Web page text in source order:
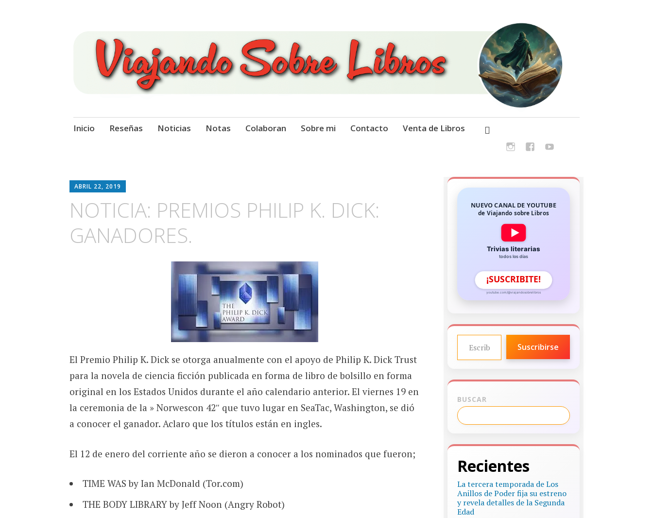
Viajando Sobre Libros
Ir
Inicio Reseñas Noticias Notas Colaboran Sobre mi Contacto Venta de Libros
ABRIL 22, 2019
NOTICIA: PREMIOS PHILIP K. DICK:
GANADORES.
El Premio Philip K. Dick se otorga anualmente con el apoyo de Philip K. Dick Trust
para la novela de ciencia ficción publicada en forma de libro de bolsillo en forma
original en los Estados Unidos durante el año calendario anterior. El viernes 19 en
la ceremonia de la » Norwescon 42″ que tuvo lugar en SeaTac, Washington, se dió
a conocer el ganador. Aclaro que los títulos están en ingles.
El 12 de enero del corriente año se dieron a conocer a los nominados que fueron;
TIME WAS by Ian McDonald (Tor.com)
THE BODY LIBRARY by Jeff Noon (Angry Robot)
NUEVO CANAL DE YOUTUBE
de Viajando sobre Libros
Trivias literarias
todos los días
¡SUSCRIBITE!
youtube.com/@viajandosobrelibros
ESCRIBE TU CORREO ELECTRÓNICO…
Suscribirse
BUSCAR
Recientes
La tercera temporada de Los
Anillos de Poder fija su estreno
y revela detalles de la Segunda
Edad